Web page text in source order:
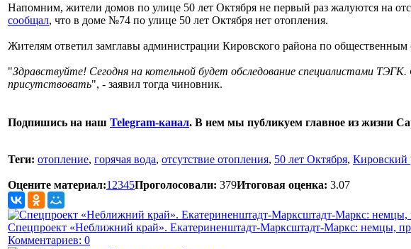
Напомним, жители домов по улице 50 лет Октября не первый раз жалуются на
сообщал, что в доме №74 по улице 50 лет Октября нет отопления.
Жителям ответил замглавы администрации Кировского района по общественным
"Здравствуйте! Сегодня на котельной будет обследование специалистами
присутствовать", - заявил тогда чиновник.
Подпишись на наш Telegram-канал. В нем мы публикуем главное из жизни
Теги: отопление, горячая вода, отсутствие отопления, 50 лет Октября, Кировский
Оцените материал:1 2345Проголосовали: 379Итоговая оценка: 3.07
Спецпроект «Неближний край». Екатериненштадт-Марксштадт-Маркс: немцы,
Комментариев: 0